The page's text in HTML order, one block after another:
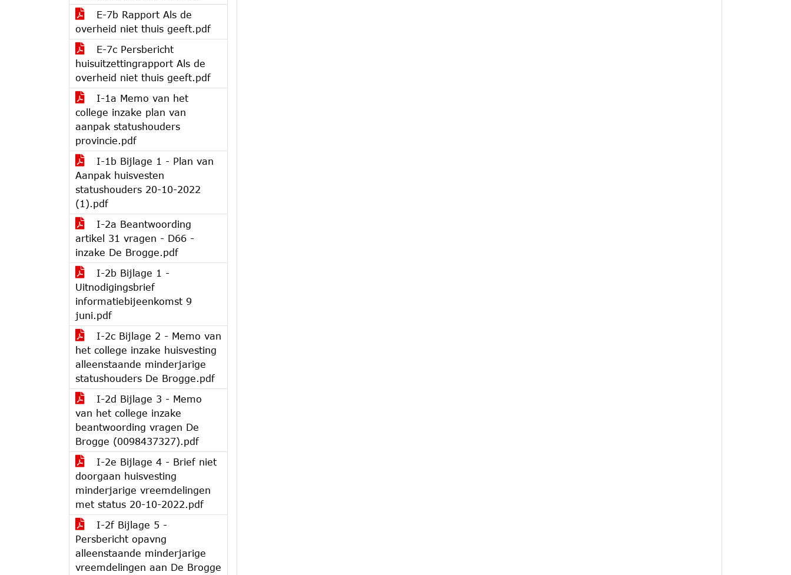
E-7b Rapport Als de
overheid niet thuis geeft.pdf
E-7c Persbericht
huisuitzettingrapport Als de
overheid niet thuis geeft.pdf
I-1a Memo van het
college inzake plan van
aanpak statushouders
provincie.pdf
I-1b Bijlage 1 - Plan van
Aanpak huisvesten
statushouders 20-10-2022
(1).pdf
I-2a Beantwoording
artikel 31 vragen - D66 -
inzake De Brogge.pdf
I-2b Bijlage 1 -
Uitnodigingsbrief
informatiebijeenkomst 9
juni.pdf
I-2c Bijlage 2 - Memo van
het college inzake huisvesting
alleenstaande minderjarige
statushouders De Brogge.pdf
I-2d Bijlage 3 - Memo
van het college inzake
beantwoording vragen De
Brogge (0098437327).pdf
I-2e Bijlage 4 - Brief niet
doorgaan huisvesting
minderjarige vreemdelingen
met status 20-10-2022.pdf
I-2f Bijlage 5 -
Persbericht opavng
alleenstaande minderjarige
vreemdelingen aan De Brogge